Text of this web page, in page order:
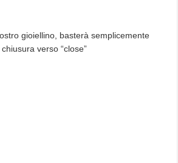
gioiellino, basterà semplicemente
verso “close”